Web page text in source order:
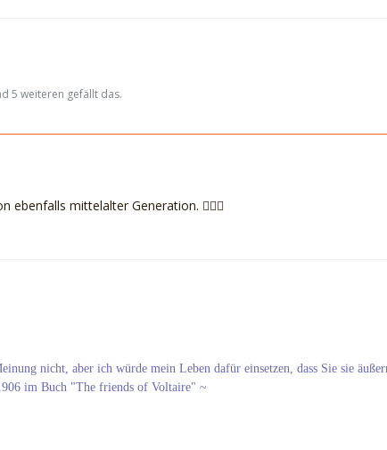
5 weiteren gefällt das.
ebenfalls mittelalter Generation. 🙋🏻‍♀️
nicht, aber ich würde mein Leben dafür einsetzen, dass Sie sie
im Buch "The friends of Voltaire" ~